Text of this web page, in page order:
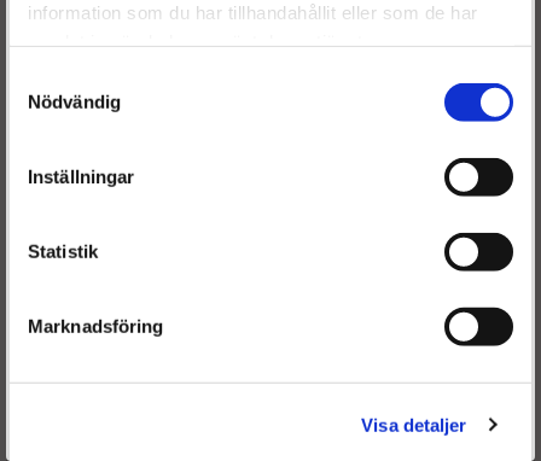
information som du har tillhandahållit eller som de har
Nödvändig
Inställningar
Statistik
Marknadsföring
Visa detaljer
För att förbättra din upplevelse på vår hemsida ber vi dig
välja vilken kategori du tillhör
Välkommen tillbaka! Klicka här för att komma till dina sidor.
Givetvis går det även bra att handla utan att logga in.